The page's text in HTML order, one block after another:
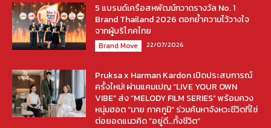
5 แบรนด์เครือสหพัฒน์กวาดรางวัล No. 1
Brand Thailand 2026 ตอกย้ำความไว้วางใจ
จากผู้บริโภคไทย
Brand Move 22/07/2026
Pruksa x Harman Kardon เปิดประสบการณ์
ครั้งใหม่! ผ่านแคมเปญ “LIVE YOUR OWN
VIBE” ส่ง “MELODY FILM SERIES” พร้อมควง
หนุ่มฮอต “มาย ภาคภูมิ” ร่วมค้นหาจังหวะชีวิตที่ใช่
ต่อยอดแนวคิด “อยู่ดี…ทั้งชีวิต”